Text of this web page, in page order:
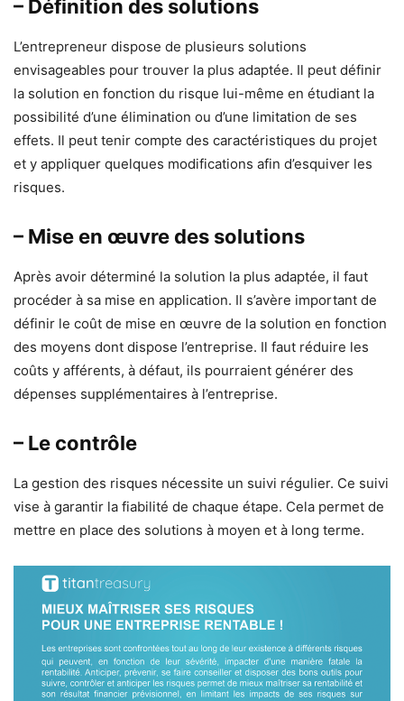
– Définition des solutions
L’entrepreneur dispose de plusieurs solutions
envisageables pour trouver la plus adaptée. Il peut définir
la solution en fonction du risque lui-même en étudiant la
possibilité d’une élimination ou d’une limitation de ses
effets. Il peut tenir compte des caractéristiques du projet
et y appliquer quelques modifications afin d’esquiver les
risques.
– Mise en œuvre des solutions
Après avoir déterminé la solution la plus adaptée, il faut
procéder à sa mise en application. Il s’avère important de
définir le coût de mise en œuvre de la solution en fonction
des moyens dont dispose l’entreprise. Il faut réduire les
coûts y afférents, à défaut, ils pourraient générer des
dépenses supplémentaires à l’entreprise.
– Le contrôle
La gestion des risques nécessite un suivi régulier. Ce suivi
vise à garantir la fiabilité de chaque étape. Cela permet de
mettre en place des solutions à moyen et à long terme.